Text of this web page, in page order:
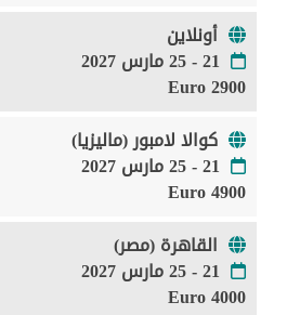
أونلاين
21 - 25 مارس 2027
2900 Euro
كوالا لامبور (ماليزيا)
21 - 25 مارس 2027
4900 Euro
القاهرة (مصر)
21 - 25 مارس 2027
4000 Euro